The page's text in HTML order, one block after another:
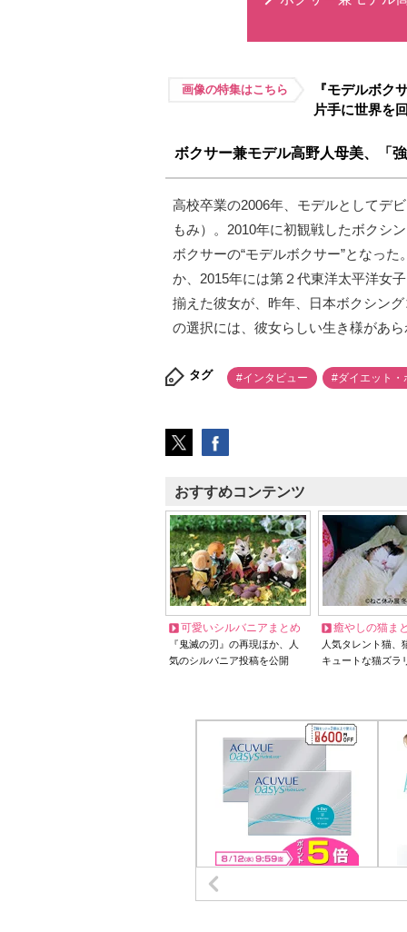
画像の特集はこちら
『モデルボク
片手に世界を
ボクサー兼モデル高野人母美、「
高校卒業の2006年、モデルとしてデ
もみ）。2010年に初観戦したボクシ
ボクサーの“モデルボクサー”となっ
か、2015年には第２代東洋太平洋女
揃えた彼女が、昨年、日本ボクシン
の選択には、彼女らしい生き様があ
タグ #インタビュー #ダイエット・
おすすめコンテンツ
可愛いシルバニアまとめ
『鬼滅の刃』の再現ほか、人
気のシルバニア投稿を公開
癒やしの猫ま
人気タレント猫
キュートな猫ズラ